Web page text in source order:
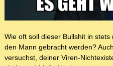
Wie oft soll dieser Bullshit in
den Mann gebracht werden?
versuchst, deiner Viren-